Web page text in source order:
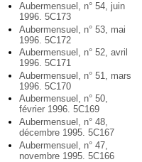
Aubermensuel, n° 54, juin
1996. 5C173
Aubermensuel, n° 53, mai
1996. 5C172
Aubermensuel, n° 52, avril
1996. 5C171
Aubermensuel, n° 51, mars
1996. 5C170
Aubermensuel, n° 50,
février 1996. 5C169
Aubermensuel, n° 48,
décembre 1995. 5C167
Aubermensuel, n° 47,
novembre 1995. 5C166